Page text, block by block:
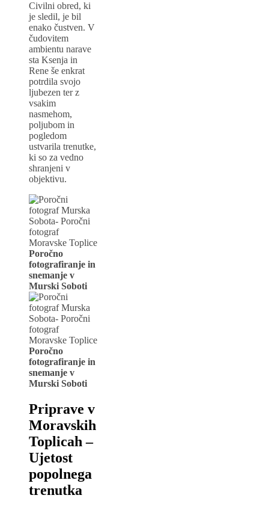
Civilni obred, ki
je sledil, je bil
enako čustven. V
čudovitem
ambientu narave
sta Ksenja in
Rene še enkrat
potrdila svojo
ljubezen ter z
vsakim
nasmehom,
poljubom in
pogledom
ustvarila trenutke,
ki so za vedno
shranjeni v
objektivu.
Poročno
fotografiranje in
snemanje v
Murski Soboti
Poročno
fotografiranje in
snemanje v
Murski Soboti
Priprave v
Moravskih
Toplicah –
Ujetost
popolnega
trenutka